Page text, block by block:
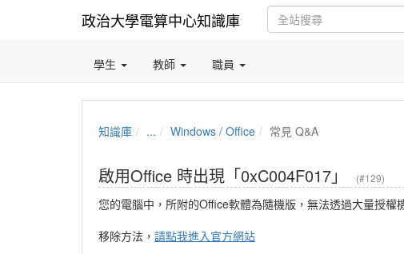
政治大學電算中心知識庫
學生 教師 職員
知識庫 ... Windows / Office 常見 Q&A
啟用Office 時出現「0xC004F017」 (#129)
您的電腦中，所附的Office軟體為隨機版，無法透過大量授
移除方法， 請點我進入官方網站